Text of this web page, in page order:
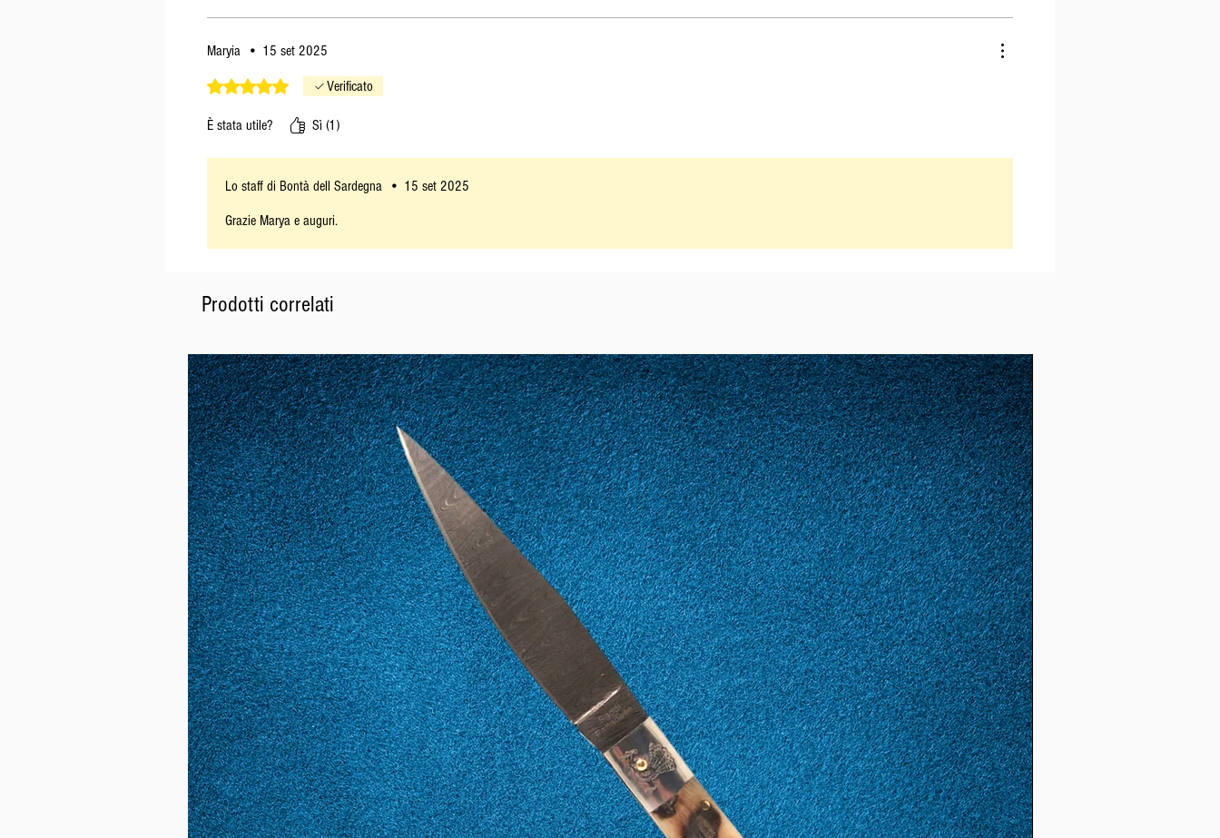
Maryia • 15 set 2025
Valutazione 5 stelle su 5.
Verificato
È stata utile? Sì (1)
Lo staff di Bontà dell Sardegna • 15 set 2025
Grazie Marya e auguri.
Prodotti correlati